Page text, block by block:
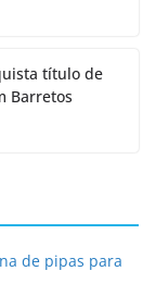
título de
Barretos
de pipas para